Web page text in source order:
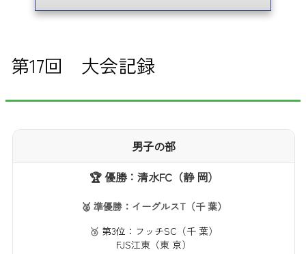
第17回 大会記録
男子の部
🏆 優勝：清水FC（静 岡）
🥈 準優勝：イーグルスT（千 葉）
🥉 第3位：フッチSC（千 葉）
FJS江東（東 京）